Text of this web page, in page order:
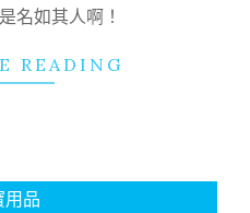
名如其人啊！
READING
用品